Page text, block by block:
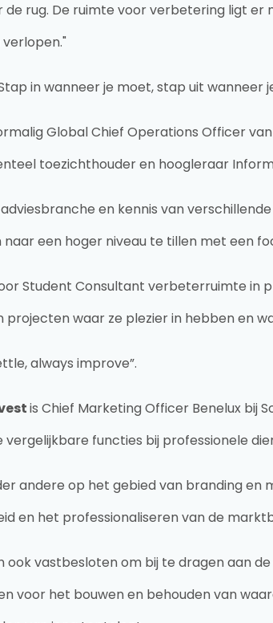
rug. De ruimte voor verbetering ligt
in wanneer je moet, stap uit wanneer
Global Chief Operations Officer
toezichthouder en hoogleraar
en kennis van
een hoger niveau te tillen met een
Student Consultant verbeterruimte in
waar ze plezier in hebben en
always improve”.
is Chief Marketing Officer Benelux bij
vergelijkbare functies bij professionele
andere op het gebied van branding
en het professionaliseren van de
ook vastbesloten om bij te dragen aan
voor het bouwen en behouden van